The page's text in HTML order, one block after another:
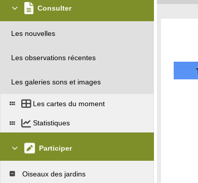
Consulter
Les nouvelles
Les observations récentes
Les galeries sons et images
Les cartes du moment
Statistiques
Participer
Oiseaux des jardins